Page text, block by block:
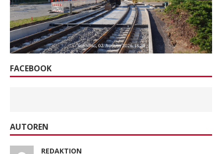
FACEBOOK
AUTOREN
REDAKTION